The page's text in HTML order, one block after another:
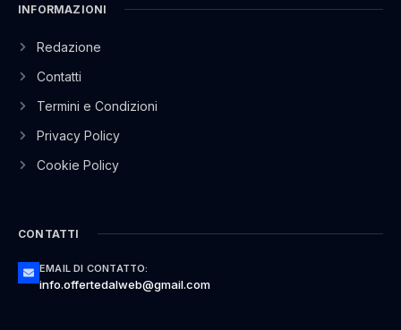
INFORMAZIONI
Redazione
Contatti
Termini e Condizioni
Privacy Policy
Cookie Policy
CONTATTI
EMAIL DI CONTATTO:
info.offertedalweb@gmail.com